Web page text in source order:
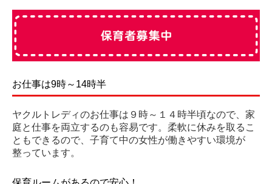
お仕事は9時～14時半
ヤクルトレディのお仕事は９時～１４時半頃なので、家
庭と仕事を両立するのも容易です。柔軟に休みを取るこ
ともできるので、子育て中の女性が働きやすい環境が
整っています。